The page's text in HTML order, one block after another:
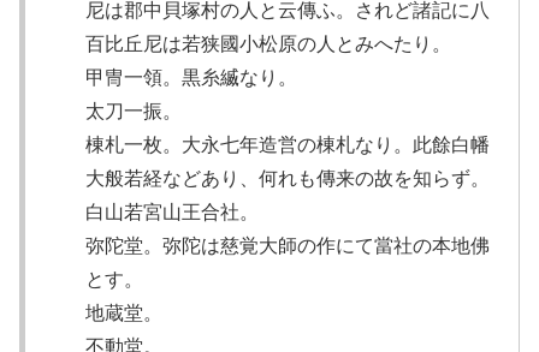
尼は郡中貝塚村の人と云傳ふ。されど諸記に八
百比丘尼は若狭國小松原の人とみへたり。
甲冑一領。黒糸縅なり。
太刀一振。
棟札一枚。大永七年造営の棟札なり。此餘白幡
大般若経などあり、何れも傳来の故を知らず。
白山若宮山王合社。
弥陀堂。弥陀は慈覚大師の作にて當社の本地佛
とす。
地蔵堂。
不動堂。